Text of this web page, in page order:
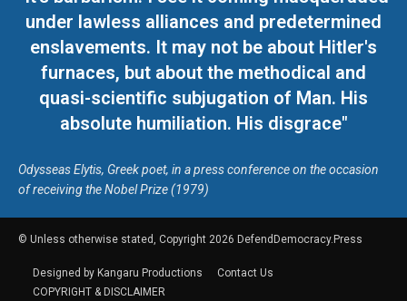
under lawless alliances and predetermined
enslavements. It may not be about Hitler's
furnaces, but about the methodical and
quasi-scientific subjugation of Man. His
absolute humiliation. His disgrace"
Odysseas Elytis, Greek poet, in a press conference on the occasion
of receiving the Nobel Prize (1979)
© Unless otherwise stated, Copyright 2026 DefendDemocracy.Press
Designed by Kangaru Productions
Contact Us
COPYRIGHT & DISCLAIMER